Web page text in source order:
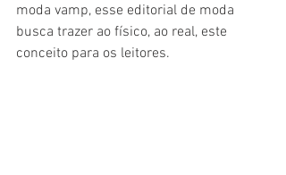
moda vamp, esse editorial de moda
busca trazer ao físico, ao real, este
conceito para os leitores.